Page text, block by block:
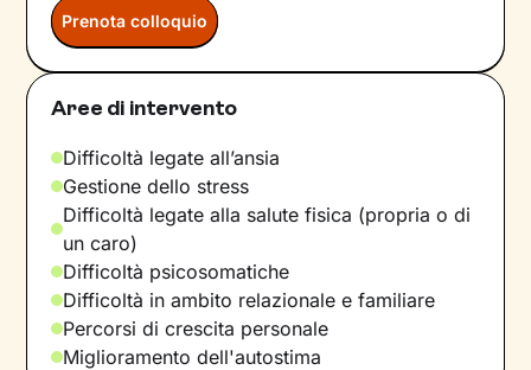
Prenota colloquio
Aree di intervento
Difficoltà legate all’ansia
Gestione dello stress
Difficoltà legate alla salute fisica (propria o di
un caro)
Difficoltà psicosomatiche
Difficoltà in ambito relazionale e familiare
Percorsi di crescita personale
Miglioramento dell'autostima